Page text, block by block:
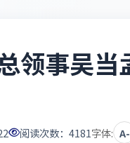
领事吴
阅读次数： 4181字体: A-